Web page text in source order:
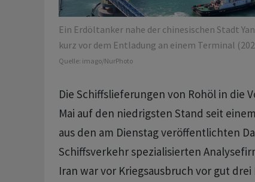
Ein Erdöltanker nahe der chinesischen Stadt
kurz vor dem Entladung an einem Terminal
Quelle: imago/NurPhoto
Die Schiffslieferungen von Rohöl in die
Mai auf den niedrigsten Stand seit
aus den am Dienstag veröffentlichten
Schiffsverkehr spezialisierten
Iran war vor Kriegsausbruch vor gut